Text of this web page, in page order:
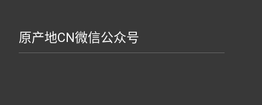
原产地CN微信公众号